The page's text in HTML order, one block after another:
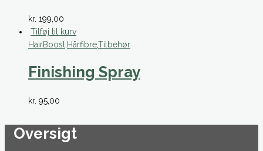
vælges
på
varesiden
kr. 199,00
Tilføj til kurv
HairBoost HårfibreTilbehør
Finishing Spray
kr. 95,00
Oversigt